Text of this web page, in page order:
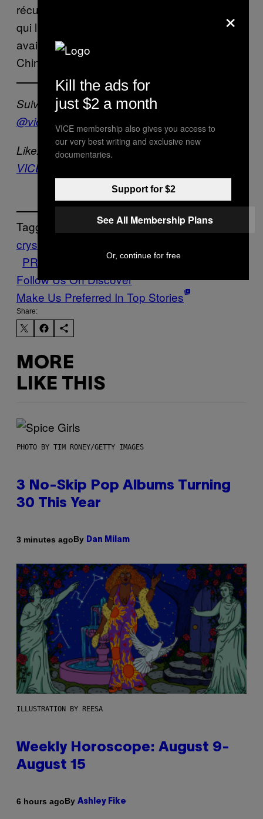
récupérée par des petits bateaux de pêche
qui l’ont ramenée sur le rivage. La drogue
avait ensuite été transportée dans le
Chinatown de Manille.
Suivez VICE News sur Twitter :
@vicenewsFR
Likez la page de VICE News sur Facebook :
VICE News FR
Tagged:
crystal
PRESIDENT
shabu trafic VICE News
Follow Us On Discover
Make Us Preferred In Top Stories
Share:
MORE
LIKE THIS
PHOTO BY TIM RONEY/GETTY IMAGES
3 No-Skip Pop Albums Turning
30 This Year
3 minutes agoBy Dan Milam
ILLUSTRATION BY REESA
Weekly Horoscope: August 9-
August 15
6 hours agoBy Ashley Fike
×
Kill the ads for
just $2 a month
VICE membership also gives you access to
our very best writing and exclusive new
documentaries.
Support for $2
See All Membership Plans
Or, continue for free